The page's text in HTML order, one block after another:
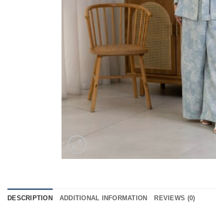
DESCRIPTION ADDITIONAL INFORMATION REVIEWS (0)